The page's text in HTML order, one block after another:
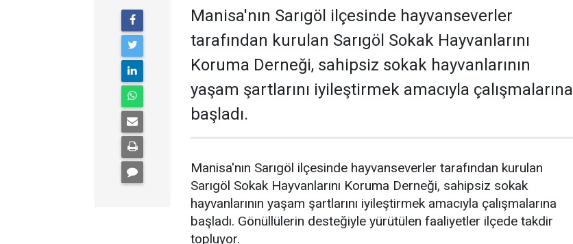
Manisa'nın Sarıgöl ilçesinde hayvanseverler
tarafından kurulan Sarıgöl Sokak Hayvanlarını
Koruma Derneği, sahipsiz sokak hayvanlarının
yaşam şartlarını iyileştirmek amacıyla çalışmalarına
başladı.
Manisa'nın Sarıgöl ilçesinde hayvanseverler tarafından kurulan
Sarıgöl Sokak Hayvanlarını Koruma Derneği, sahipsiz sokak
hayvanlarının yaşam şartlarını iyileştirmek amacıyla çalışmalarına
başladı. Gönüllülerin desteğiyle yürütülen faaliyetler ilçede takdir
topluyor.